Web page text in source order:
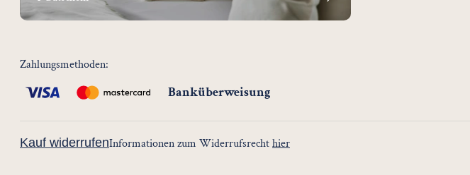
Zahlungsmethoden:
Banküberweisung
Kauf widerrufenInformationen zum Widerrufsrechthier